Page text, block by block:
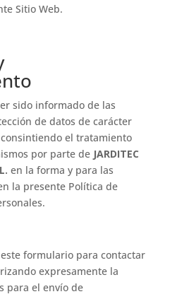
Sitio Web.
sido informado de las
de datos de carácter
el tratamiento
por parte de JARDITEC
en la forma y para las
la presente Política de
formulario para contactar
expresamente la
para el envío de